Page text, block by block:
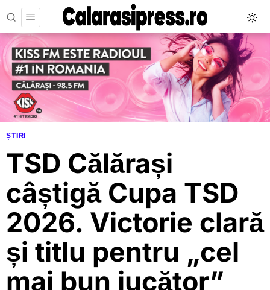
ȘTIRI
TSD Călărași
câștigă Cupa TSD
2026. Victorie clară
și titlu pentru „cel
mai bun jucător”